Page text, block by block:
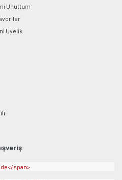
Unuttum
Üyelik